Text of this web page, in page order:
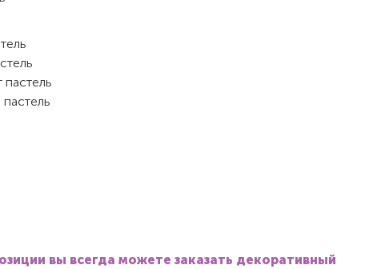
вы всегда можете заказать декоративный